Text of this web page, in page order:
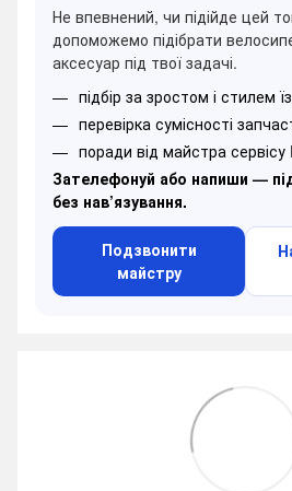
Не впевнений, чи підійде цей
допоможемо підібрати
аксесуар під твої задачі.
підбір за зростом і стилем
перевірка сумісності
поради від майстра сервісу
Зателефонуй або напиши —
без нав’язування.
Подзвонити
майстру